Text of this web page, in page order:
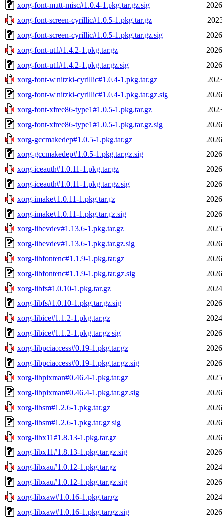
xorg-font-mutt-misc#1.0.4-1.pkg.tar.gz.sig
xorg-font-screen-cyrillic#1.0.5-1.pkg.tar.gz
xorg-font-screen-cyrillic#1.0.5-1.pkg.tar.gz.sig
xorg-font-util#1.4.2-1.pkg.tar.gz
xorg-font-util#1.4.2-1.pkg.tar.gz.sig
xorg-font-winitzki-cyrillic#1.0.4-1.pkg.tar.gz
xorg-font-winitzki-cyrillic#1.0.4-1.pkg.tar.gz.sig
xorg-font-xfree86-type1#1.0.5-1.pkg.tar.gz
xorg-font-xfree86-type1#1.0.5-1.pkg.tar.gz.sig
xorg-gccmakedep#1.0.5-1.pkg.tar.gz
xorg-gccmakedep#1.0.5-1.pkg.tar.gz.sig
xorg-iceauth#1.0.11-1.pkg.tar.gz
xorg-iceauth#1.0.11-1.pkg.tar.gz.sig
xorg-imake#1.0.11-1.pkg.tar.gz
xorg-imake#1.0.11-1.pkg.tar.gz.sig
xorg-libevdev#1.13.6-1.pkg.tar.gz
xorg-libevdev#1.13.6-1.pkg.tar.gz.sig
xorg-libfontenc#1.1.9-1.pkg.tar.gz
xorg-libfontenc#1.1.9-1.pkg.tar.gz.sig
xorg-libfs#1.0.10-1.pkg.tar.gz
xorg-libfs#1.0.10-1.pkg.tar.gz.sig
xorg-libice#1.1.2-1.pkg.tar.gz
xorg-libice#1.1.2-1.pkg.tar.gz.sig
xorg-libpciaccess#0.19-1.pkg.tar.gz
xorg-libpciaccess#0.19-1.pkg.tar.gz.sig
xorg-libpixman#0.46.4-1.pkg.tar.gz
xorg-libpixman#0.46.4-1.pkg.tar.gz.sig
xorg-libsm#1.2.6-1.pkg.tar.gz
xorg-libsm#1.2.6-1.pkg.tar.gz.sig
xorg-libx11#1.8.13-1.pkg.tar.gz
xorg-libx11#1.8.13-1.pkg.tar.gz.sig
xorg-libxau#1.0.12-1.pkg.tar.gz
xorg-libxau#1.0.12-1.pkg.tar.gz.sig
xorg-libxaw#1.0.16-1.pkg.tar.gz
xorg-libxaw#1.0.16-1.pkg.tar.gz.sig